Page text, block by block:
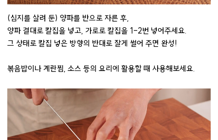
(심지를 살려 둔) 양파를 반으로 자른 후,
양파 결대로 칼집을 넣고, 가로로 칼집을 1-2번 넣어주세요.
그 상태로 칼집 넣은 방향의 반대로 잘게 썰어 주면 완성!
볶음밥이나 계란찜, 소스 등의 요리에 활용할 때 사용해보세요.